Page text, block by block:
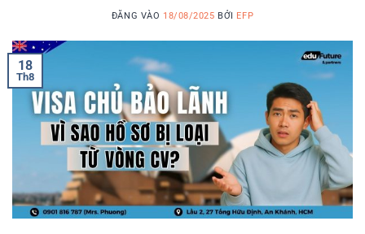
ĐĂNG VÀO 18/08/2025 BỞI EFP
18
Th8